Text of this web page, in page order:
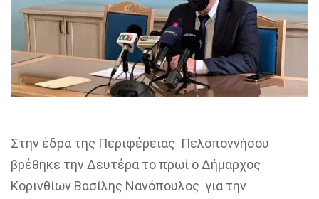
Στην έδρα της Περιφέρειας Πελοποννήσου
βρέθηκε την Δευτέρα το πρωί ο Δήμαρχος
Κορινθίων Βασίλης Νανόπουλος για την